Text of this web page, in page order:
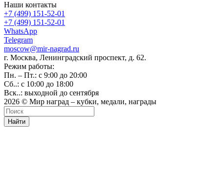
Наши контакты
+7 (499) 151-52-01
+7 (499) 151-52-01
WhatsApp
Telegram
moscow@mir-nagrad.ru
г. Москва, Ленинградский проспект, д. 62.
Режим работы:
Пн. – Пт.: с 9:00 до 20:00
Сб..: с 10:00 до 18:00
Вск..: выходной до сентября
2026 © Мир наград – кубки, медали, награды
Найти